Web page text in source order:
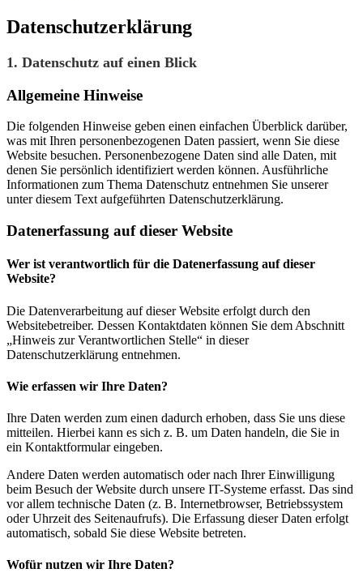
Datenschutzerklärung
1. Datenschutz auf einen Blick
Allgemeine Hinweise
Die folgenden Hinweise geben einen einfachen Überblick darüber,
was mit Ihren personenbezogenen Daten passiert, wenn Sie diese
Website besuchen. Personenbezogene Daten sind alle Daten, mit
denen Sie persönlich identifiziert werden können. Ausführliche
Informationen zum Thema Datenschutz entnehmen Sie unserer
unter diesem Text aufgeführten Datenschutzerklärung.
Datenerfassung auf dieser Website
Wer ist verantwortlich für die Datenerfassung auf dieser
Website?
Die Datenverarbeitung auf dieser Website erfolgt durch den
Websitebetreiber. Dessen Kontaktdaten können Sie dem Abschnitt
„Hinweis zur Verantwortlichen Stelle“ in dieser
Datenschutzerklärung entnehmen.
Wie erfassen wir Ihre Daten?
Ihre Daten werden zum einen dadurch erhoben, dass Sie uns diese
mitteilen. Hierbei kann es sich z. B. um Daten handeln, die Sie in
ein Kontaktformular eingeben.
Andere Daten werden automatisch oder nach Ihrer Einwilligung
beim Besuch der Website durch unsere IT-Systeme erfasst. Das sind
vor allem technische Daten (z. B. Internetbrowser, Betriebssystem
oder Uhrzeit des Seitenaufrufs). Die Erfassung dieser Daten erfolgt
automatisch, sobald Sie diese Website betreten.
Wofür nutzen wir Ihre Daten?